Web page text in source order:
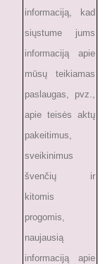
informaciją, kad
siųstume jums
informaciją apie
mūsų teikiamas
paslaugas, pvz.,
apie teisės aktų
pakeitimus,
sveikinimus
švenčių ir
kitomis
progomis,
naujausią
informaciją apie